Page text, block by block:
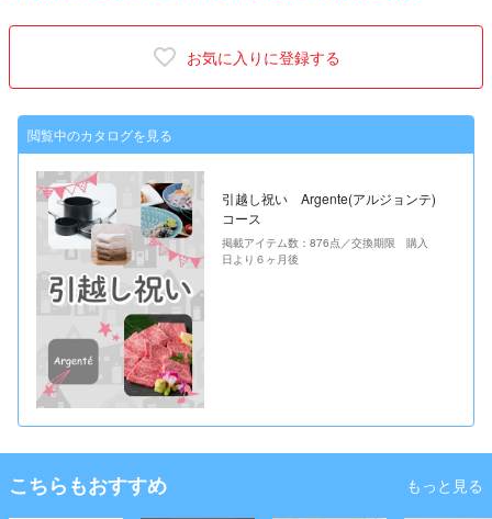
お気に入りに登録する
閲覧中のカタログを見る
引越し祝い Argente(アルジョンテ)
コース
掲載アイテム数：876点／交換期限 購入
日より６ヶ月後
こちらもおすすめ もっと見る